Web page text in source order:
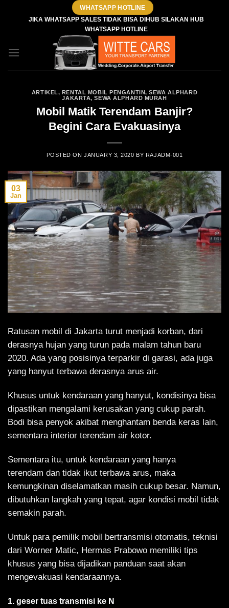
WHATSAPP HOTLINE
JIKA WHATSAPP SALES TIDAK BISA DIHUB SILAKAN HUB
WHATSAPP HOTLINE
ARTIKEL, RENTAL MOBIL PENGANTIN,SEWA ALPHARD
JAKARTA,SEWA ALPHARD MURAH
Mobil Matik Terendam Banjir?
Begini Cara Evakuasinya
POSTED ONJANUARY 3, 2020 BY RAJADM-001
03
Jan
Ratusan mobil di Jakarta turut menjadi korban, dari
derasnya hujan yang turun pada malam tahun baru
2020. Ada yang posisinya terparkir di garasi, ada juga
yang hanyut terbawa derasnya arus air.
Khusus untuk kendaraan yang hanyut, kondisinya bisa
dipastikan mengalami kerusakan yang cukup parah.
Bodi bisa penyok akibat menghantam benda keras lain,
sementara interior terendam air kotor.
Sementara itu, untuk kendaraan yang hanya
terendam dan tidak ikut terbawa arus, maka
kemungkinan diselamatkan masih cukup besar. Namun,
dibutuhkan langkah yang tepat, agar kondisi mobil tidak
semakin parah.
Untuk para pemilik mobil bertransmisi otomatis, teknisi
dari Worner Matic, Hermas Prabowo memiliki tips
khusus yang bisa dijadikan panduan saat akan
mengevakuasi kendaraannya.
1. geser tuas transmisi ke N